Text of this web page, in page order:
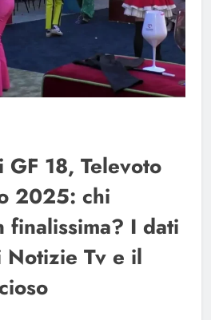
18, Televoto
2025: chi
finalissima? I dati
Tv e il